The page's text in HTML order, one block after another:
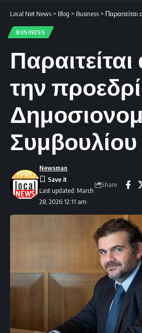
Local Net News > Blog > Business > Παραιτείται από την
BUSINESS
την
Συμβουλίου
Last updated: March
28, 2026 12:11 am
Newsman
Share